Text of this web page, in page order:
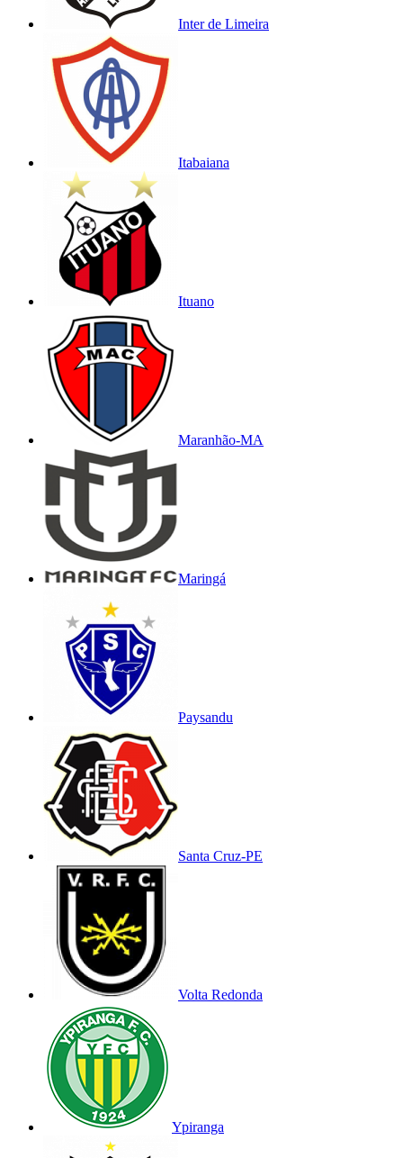
Inter de Limeira
Itabaiana
Ituano
Maranhão-MA
Maringá
Paysandu
Santa Cruz-PE
Volta Redonda
Ypiranga